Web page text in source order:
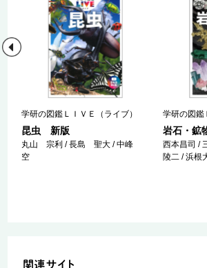
学研の図鑑ＬＩＶＥ（ライブ）
昆虫 新版
丸山 宗利 / 長島 聖大 / 中峰
空
学研の図鑑
岩石・鉱
西本昌司 /
陵二 / 浜根